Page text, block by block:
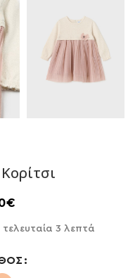
€
3 λεπτά